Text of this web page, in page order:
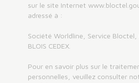
sur le site Internet
adressé à :
Société Worldline, Service Bloctel,
BLOIS CEDEX.
Pour en savoir plus sur le
personnelles, veuillez consulter